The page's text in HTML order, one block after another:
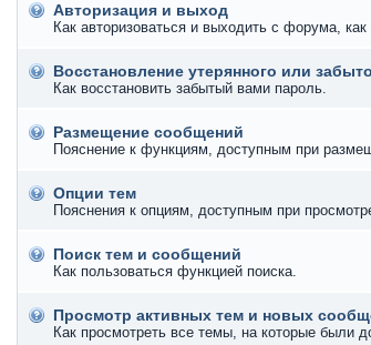
Авторизация и выход
Как авторизоваться и выходить с форума,
Восстановление утерянного или
Как восстановить забытый вами пароль.
Размещение сообщений
Пояснение к функциям, доступным при
Опции тем
Пояснения к опциям, доступным при
Поиск тем и сообщений
Как пользоваться функцией поиска.
Просмотр активных тем и новых
Как просмотреть все темы, на которые были